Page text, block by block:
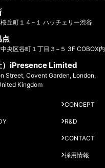
丘町１４−１ ハッチェリー渋谷
点
央区谷町１丁目３−５ 3F COBOX内
）iPresence Limited
Street, Covent Garden, London,
Kingdom
CONCEPT
R&D
CONTACT
採用情報